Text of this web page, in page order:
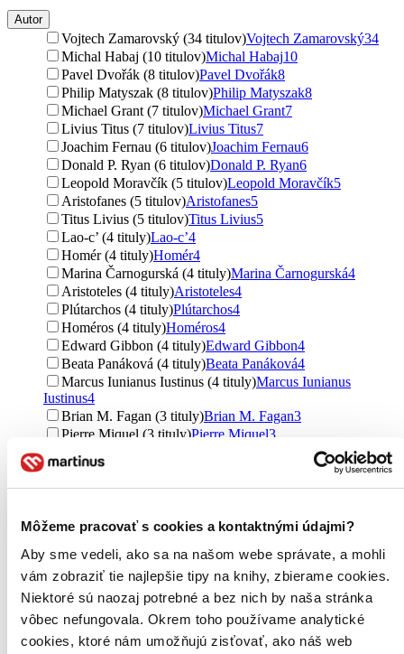
Môžeme pracovať s cookies a kontaktnými údajmi?
Aby sme vedeli, ako sa na našom webe správate, a mohli
vám zobraziť tie najlepšie tipy na knihy, zbierame cookies.
Niektoré sú naozaj potrebné a bez nich by naša stránka
vôbec nefungovala. Okrem toho používame analytické
cookies, ktoré nám umožňujú zisťovať, ako náš web
Autor
Vojtech Zamarovský (34 titulov)Vojtech Zamarovský34
Michal Habaj (10 titulov)Michal Habaj10
Pavel Dvořák (8 titulov)Pavel Dvořák8
Philip Matyszak (8 titulov)Philip Matyszak8
Michael Grant (7 titulov)Michael Grant7
Livius Titus (7 titulov)Livius Titus7
Joachim Fernau (6 titulov)Joachim Fernau6
Donald P. Ryan (6 titulov)Donald P. Ryan6
Leopold Moravčík (5 titulov)Leopold Moravčík5
Aristofanes (5 titulov)Aristofanes5
Titus Livius (5 titulov)Titus Livius5
Lao-c’ (4 tituly)Lao-c’4
Homér (4 tituly)Homér4
Marina Čarnogurská (4 tituly)Marina Čarnogurská4
Aristoteles (4 tituly)Aristoteles4
Plútarchos (4 tituly)Plútarchos4
Homéros (4 tituly)Homéros4
Edward Gibbon (4 tituly)Edward Gibbon4
Beata Panáková (4 tituly)Beata Panáková4
Marcus Iunianus Iustinus (4 tituly)Marcus Iunianus
Iustinus4
Brian M. Fagan (3 tituly)Brian M. Fagan3
Pierre Miquel (3 tituly)Pierre Miquel3
Fiona Chandler (3 tituly)
Anita Ganeri (3 tituly)
Plutarchos (3 tituly)Plutarchos3
Pavol Valachovič (3 tituly)Pavol Valachovič3
Tomáš Klubert (3 tituly)Tomáš Klubert3
Ďalšie možnosti
Územie
Rím (60 titulov)
Grécko (53 titulov)Grécko53